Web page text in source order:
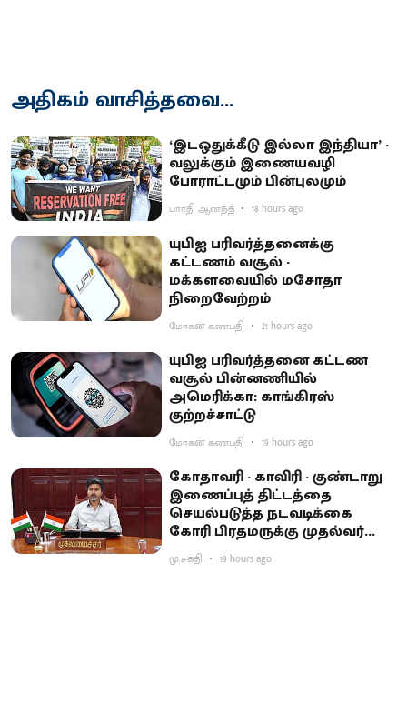
அதிகம் வாசித்தவை...
‘இடஒதுக்கீடு இல்லா இந்தியா’ -
வலுக்கும் இணையவழி
போராட்டமும் பின்புலமும்
பாரதி ஆனந்த் 18 hours ago
யுபிஐ பரிவர்த்தனைக்கு
கட்டணம் வசூல் -
மக்களவையில் மசோதா
நிறைவேற்றம்
மோகன் கணபதி 21 hours ago
யுபிஐ பரிவர்த்தனை கட்டண
வசூல் பின்னணியில்
அமெரிக்கா: காங்கிரஸ்
குற்றச்சாட்டு
மோகன் கணபதி 19 hours ago
கோதாவரி - காவிரி - குண்டாறு
இணைப்புத் திட்டத்தை
செயல்படுத்த நடவடிக்கை
கோரி பிரதமருக்கு முதல்வர்
விஜய் கடிதம்
மு.சக்தி 19 hours ago